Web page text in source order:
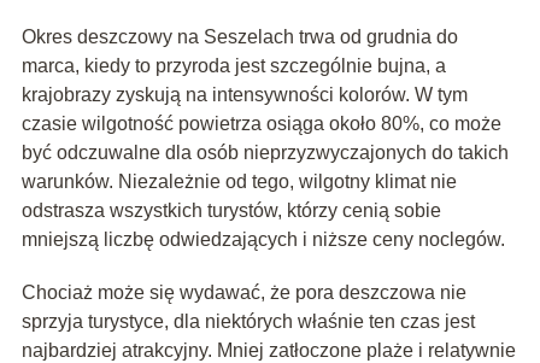
Okres deszczowy na Seszelach trwa od grudnia do
marca, kiedy to przyroda jest szczególnie bujna, a
krajobrazy zyskują na intensywności kolorów. W tym
czasie wilgotność powietrza osiąga około 80%, co może
być odczuwalne dla osób nieprzyzwyczajonych do takich
warunków. Niezależnie od tego, wilgotny klimat nie
odstrasza wszystkich turystów, którzy cenią sobie
mniejszą liczbę odwiedzających i niższe ceny noclegów.
Chociaż może się wydawać, że pora deszczowa nie
sprzyja turystyce, dla niektórych właśnie ten czas jest
najbardziej atrakcyjny. Mniej zatłoczone plaże i relatywnie